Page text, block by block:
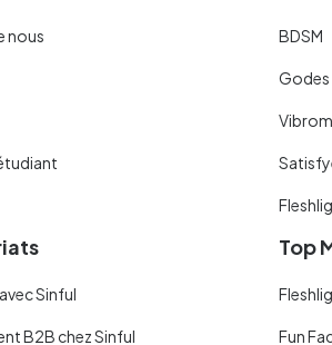
nous
Sinful
B2B chez Sinful
BDSM
Godes
Top
Fun